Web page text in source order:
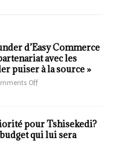
d’Easy Commerce
avec les
puiser à la source »
Off
pour Tshisekedi?
qui lui sera